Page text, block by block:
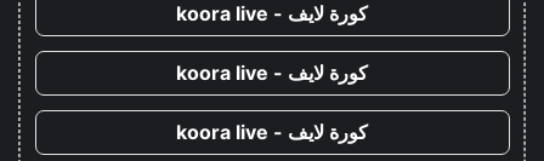
كورة لايف - koora live
كورة لايف - koora live
كورة لايف - koora live